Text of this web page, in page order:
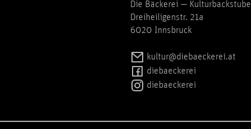
Die Bäckerei — Kulturbackstube
Dreiheiligenstr. 21a
6020 Innsbruck
kultur@diebaeckerei.at
diebaeckerei
diebaeckerei